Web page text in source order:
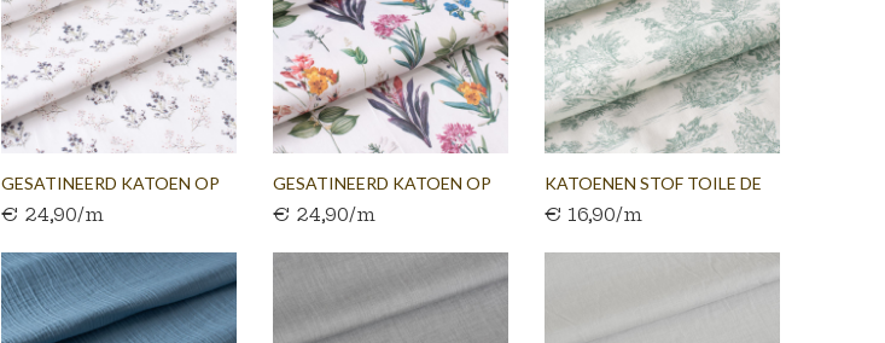
GESATINEERD KATOEN OP
300...
€ 24,90/m
GESATINEERD KATOEN OP
300...
€ 24,90/m
KATOENEN STOF TOILE DE
JOUY...
€ 16,90/m